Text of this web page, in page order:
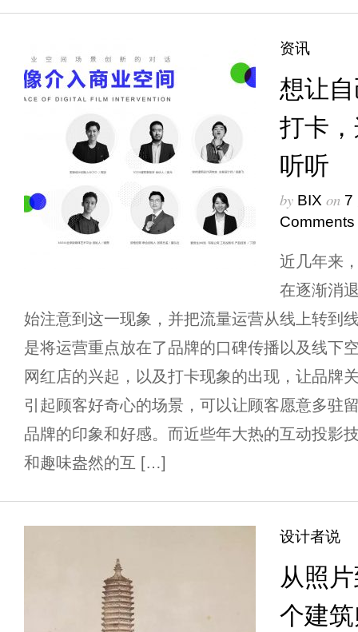
资讯
想让
打卡
听听
by BIX on 7
Comments
近几年来
在逐渐消
始注意到这一现象，并把流量运营从线上转到
是将运营重点放在了品牌的口碑传播以及线下
网红店的兴起，以及打卡现象的出现，让品牌
引起顾客好奇心的场景，可以让顾客愿意多驻
品牌的印象和好感。而近些年大热的互动投影
和趣味盎然的互 […]
设计者说
从照
个建